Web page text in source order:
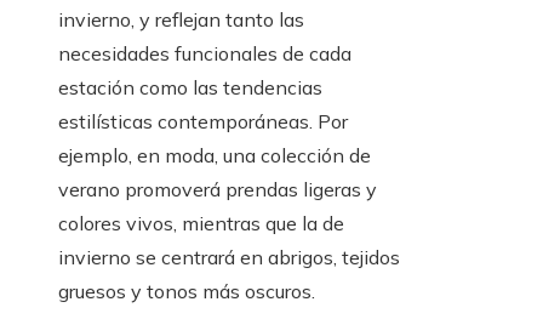
invierno, y reflejan tanto las
necesidades funcionales de cada
estación como las tendencias
estilísticas contemporáneas. Por
ejemplo, en moda, una colección de
verano promoverá prendas ligeras y
colores vivos, mientras que la de
invierno se centrará en abrigos, tejidos
gruesos y tonos más oscuros.